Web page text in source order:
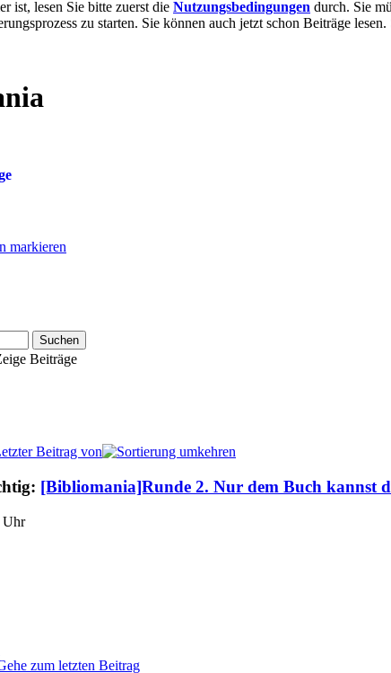
ist, lesen Sie bitte zuerst die Nutzungsbedingungen durch. Sie
zu starten. Sie können auch jetzt schon Beiträge
markieren
Beiträge
Beitrag von
[Bibliomania]Runde 2. Nur dem Buch kannst
Uhr